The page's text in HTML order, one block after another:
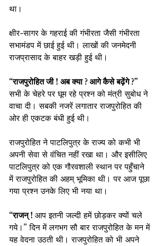
था।
क्षीर-सागर के गहराई की गंभीरता जैसी गंभीरता
सभामंडप में छाई हुई थी। लाखों की जनमेदनी
राजप्रासाद के बाहर खड़ी हुई थी।
“राजपुरोहित जी ! अब क्या ? आगे कैसे बढ़ेंगे ?”
सभी के चेहरे पर घूम रहे प्रश्न को मंत्री सुबोध ने
वाचा दी। सबकी नजरें लगातार राजपुरोहित की
ओर ही एकटक बंधी हुई थी।
राजपुरोहित ने पाटलिपुत्र के राज्य को कभी भी
अपनी सेवा से वंचित नहीं रखा था। और इसीलिए
पाटलिपुत्र को एक गौरवशाली स्थान पर पहुँचाने
में राजपुरोहित की अहम् भूमिका थी। पर आज पूछा
गया प्रश्न उनके लिए भी नया था।
“राजन् ! आप इतनी जल्दी हमें छोड़कर क्यों चले
गये।” दिन में लगभग सौ बार राजपुरोहित के मन में
यह वेदना उठती थी। राजपुरोहित को भी अपने